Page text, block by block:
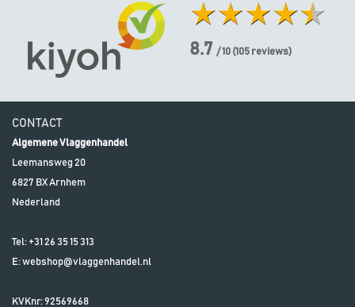
8.7 / 10 (105 reviews)
CONTACT
Algemene Vlaggenhandel
Leemansweg 20
6827 BXArnhem
Nederland
Tel: +31 26 35 15 313
E:webshop@vlaggenhandel.nl
KVKnr: 92569668